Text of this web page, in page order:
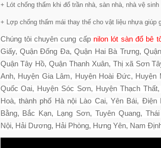
+ Lót chống thấm khi đổ trần nhà, sàn nhà, nhà vệ sinh
+ Lợp chống thấm mái thay thế cho vật liệu nhựa giúp
Chúng tôi chuyên cung cấp nilon lót sàn đổ bê
Giấy, Quận Đống Đa, Quận Hai Bà Trưng,
Quận Tây Hồ, Quận Thanh Xuân, Thị xã Sơn
Anh, Huyện Gia Lâm, Huyện Hoài Đức,
Quốc Oai, Huyện Sóc Sơn, Huyện Thạch
Hoà, thành phố Hà nội Lào Cai, Yên Bái, Điện
Bằng, Bắc Kạn, Lạng Sơn, Tuyên Quang,
Nội, Hải Dương, Hải Phòng, Hưng Yên, Nam